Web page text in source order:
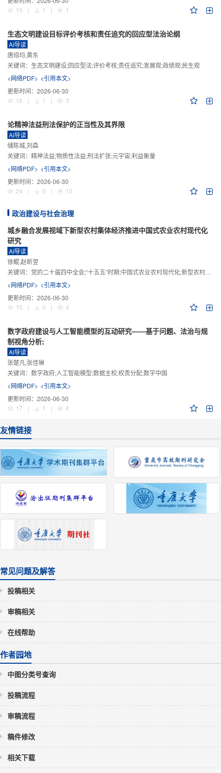
15
| 1 | 1
生态文明建设目标评价考核和责任追究的回应型法治论纲
AI导读
唐绍均,黄东
关键词： 生态文明建设;回应型法;评价考核;责任追究;发展观;政绩观;民生观
<网络PDF> <引用本文>
更新时间： 2026-06-30
16
| 1 | 3
论精神法益刑法保护的正当性及其界限
AI导读
储陈城,刘森
关键词： 精神法益;物质性法益;刑法扩张;元宇宙;利益衡量
<网络PDF> <引用本文>
更新时间： 2026-06-30
24
| 0 | 10
政治建设与社会治理
城乡融合发展视域下新型农村集体经济推进中国式农业农村现代化
研究
AI导读
徐鲲,赵昕翌
关键词： 党的二十届四中全会;“十五五”时期;中国式农业农村现代化;新型农村集体经济;城乡融合发展;新质生产力
<网络PDF> <引用本文>
更新时间： 2026-06-30
15
| 0 | 4
数字政府建设与人工智能模型的互动研究——基于问题、法治与规
制视角分析;
AI导读
张楚凡,张佳琳
关键词： 数字政府;人工智能模型;数据主权;权责分配;数字中国
<网络PDF> <引用本文>
更新时间： 2026-06-30
17
| 1 | 4
友情链接
常见问题及解答
投稿相关
审稿相关
在线帮助
作者园地
中图分类号查询
投稿流程
审稿流程
稿件修改
相关下载